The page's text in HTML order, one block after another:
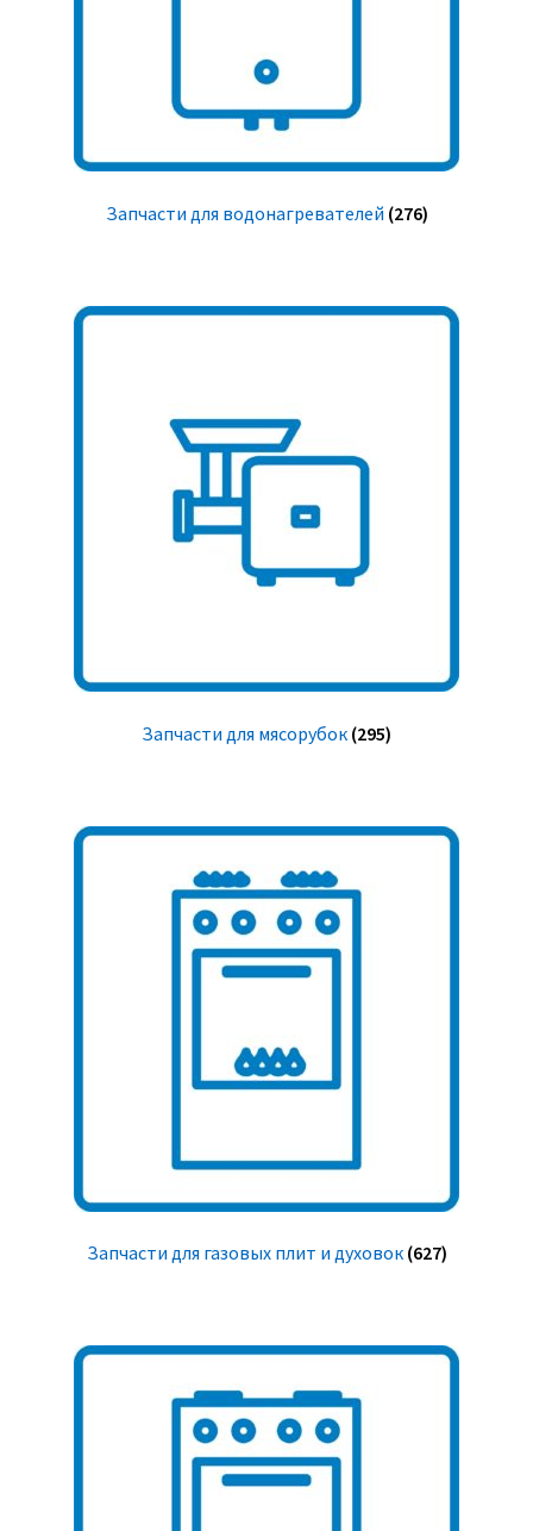
Запчасти для водонагревателей (276)
Запчасти для мясорубок (295)
Запчасти для газовых плит и духовок (627)